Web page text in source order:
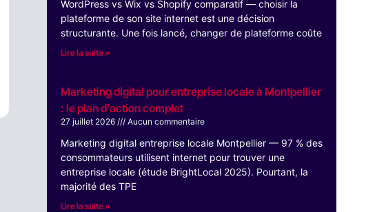
WordPress vs Wix vs Shopify comparatif — choisir la
plateforme de son site internet est une décision
structurante. Une fois lancé, changer de plateforme coûte
Lire la suite »
Marketing digital pour entreprise locale à Montpellier
: le plan d’action complet
27 juillet 2026 Aucun commentaire
Marketing digital entreprise locale Montpellier — 97 % des
consommateurs utilisent internet pour trouver une
entreprise locale (étude BrightLocal 2025). Pourtant, la
majorité des TPE
Lire la suite »